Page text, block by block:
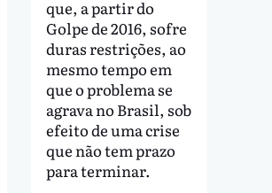
que, a partir do
Golpe de 2016, sofre
duras restrições, ao
mesmo tempo em
que o problema se
agrava no Brasil, sob
efeito de uma crise
que não tem prazo
para terminar.